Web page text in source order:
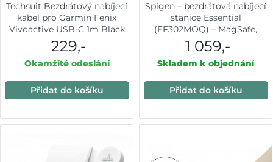
Techsuit Bezdrátový nabíjecí
kabel pro Garmin Fenix
Vivoactive USB-C 1m Black
229,-
Okamžité odeslání
Přidat do košíku
Spigen – bezdrátová nabíjecí
stanice Essential
(EF302MOQ) – MagSafe,
rychlé nabíjení, Qi2.2, Type-C,
3v1, skládací, 25W – šedá
1 059,-
Skladem k objednání
Přidat do košíku